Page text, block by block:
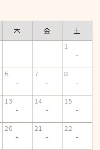
木 金
土
1
-
6
-
7
-
8
-
13
-
14
-
15
-
20
-
21
-
22
-